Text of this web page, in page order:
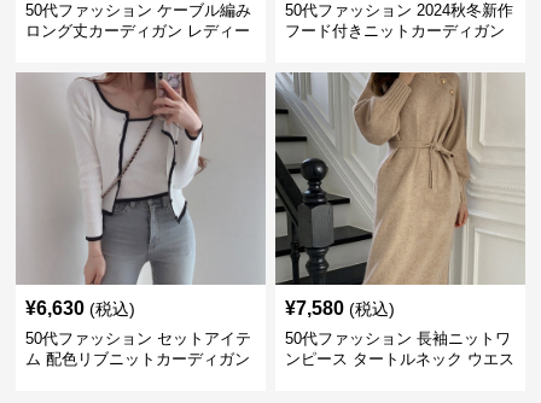
50代ファッション ケーブル編み
ロング丈カーディガン レディー
50代ファッション 2024秋冬新作
フード付きニットカーディガン
¥6,630 (税込)
50代ファッション セットアイテ
ム 配色リブニットカーディガン
¥7,580 (税込)
50代ファッション 長袖ニットワ
ンピース タートルネック ウエス